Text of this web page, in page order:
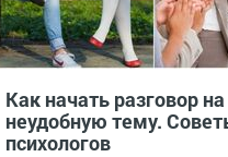
Как начать разговор на
неудобную тему.
психологов